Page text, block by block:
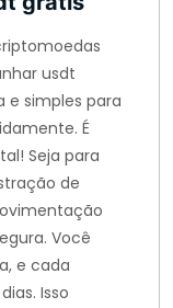
usdt
e simples para
É
Seja para
de
Você
e cada
Isso